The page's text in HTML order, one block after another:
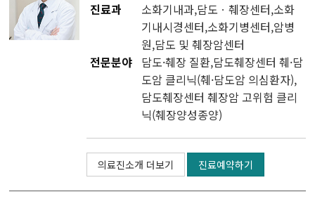
진료과 소화기내과,담도ㆍ췌장센터,소화
기내시경센터,소화기병센터,암병
원,담도 및 췌장암센터
전문분야 담도·췌장 질환,담도췌장센터 췌·담
도암 클리닉(췌·담도암 의심환자),
담도췌장센터 췌장암 고위험 클리
닉(췌장양성종양)
의료진소개 더보기 진료예약하기